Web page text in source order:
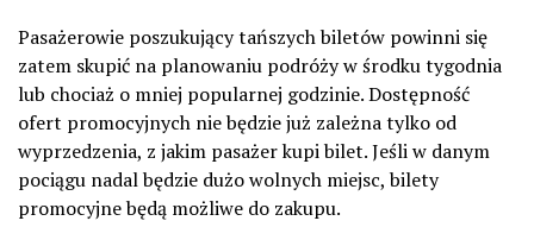
Pasażerowie poszukujący tańszych biletów powinni się
zatem skupić na planowaniu podróży w środku tygodnia
lub chociaż o mniej popularnej godzinie. Dostępność
ofert promocyjnych nie będzie już zależna tylko od
wyprzedzenia, z jakim pasażer kupi bilet. Jeśli w danym
pociągu nadal będzie dużo wolnych miejsc, bilety
promocyjne będą możliwe do zakupu.